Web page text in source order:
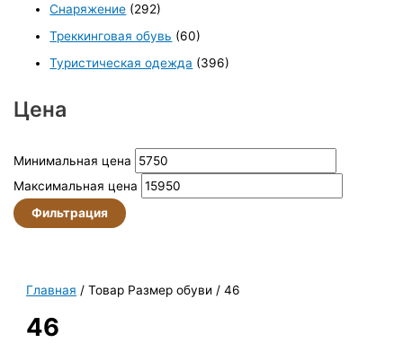
Снаряжение (292)
Треккинговая обувь (60)
Туристическая одежда (396)
Цена
Минимальная цена
Максимальная цена
Фильтрация
Главная / Товар Размер обуви / 46
46